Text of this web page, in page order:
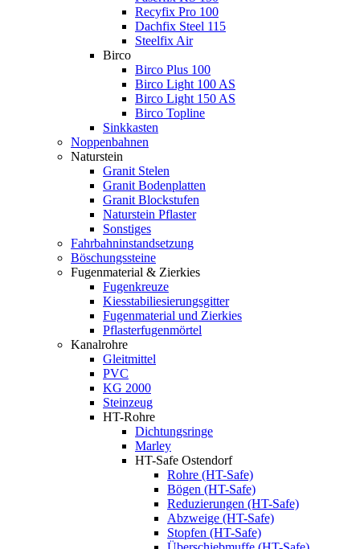
Recyfix Pro 100
Dachfix Steel 115
Steelfix Air
Birco
Birco Plus 100
Birco Light 100 AS
Birco Light 150 AS
Birco Topline
Sinkkasten
Noppenbahnen
Naturstein
Granit Stelen
Granit Bodenplatten
Granit Blockstufen
Naturstein Pflaster
Sonstiges
Fahrbahninstandsetzung
Böschungssteine
Fugenmaterial & Zierkies
Fugenkreuze
Kiesstabiliesierungsgitter
Fugenmaterial und Zierkies
Pflasterfugenmörtel
Kanalrohre
Gleitmittel
PVC
KG 2000
Steinzeug
HT-Rohre
Dichtungsringe
Marley
HT-Safe Ostendorf
Rohre (HT-Safe)
Bögen (HT-Safe)
Reduzierungen (HT-Safe)
Abzweige (HT-Safe)
Stopfen (HT-Safe)